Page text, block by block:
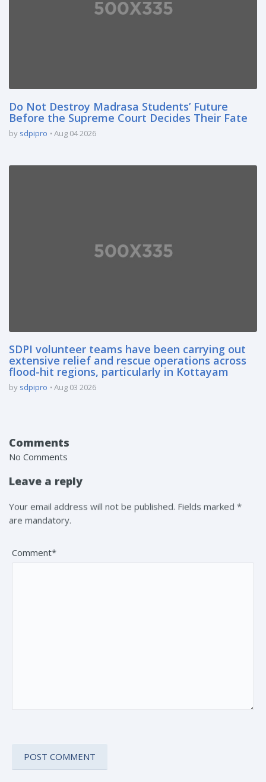
Do Not Destroy Madrasa Students’ Future
Before the Supreme Court Decides Their Fate
by sdpipro Aug 04 2026
SDPI volunteer teams have been carrying out
extensive relief and rescue operations across
flood-hit regions, particularly in Kottayam
by sdpipro Aug 03 2026
Comments
No Comments
Leave a reply
Your email address will not be published. Fields marked *
are mandatory.
Comment*